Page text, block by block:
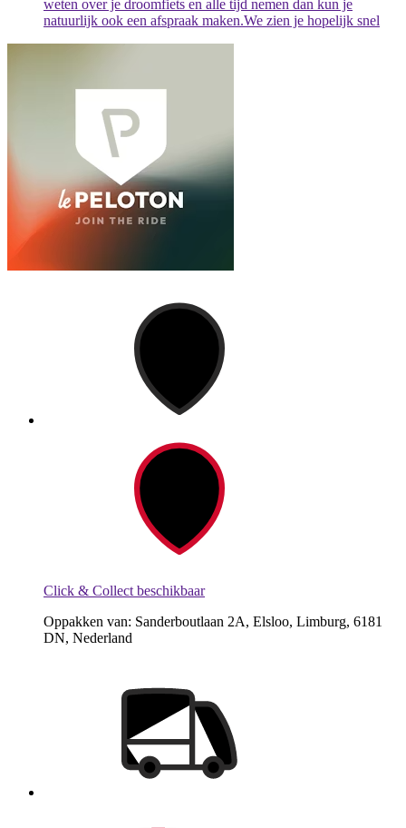
weten over je droomfiets en alle tijd nemen dan kun je
natuurlijk ook een afspraak maken.We zien je hopelijk snel
Click & Collect beschikbaar
Oppakken van: Sanderboutlaan 2A, Elsloo, Limburg, 6181
DN, Nederland